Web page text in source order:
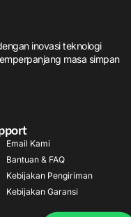
inovasi teknologi
masa simpan
Email Kami
Bantuan & FAQ
Kebijakan Pengiriman
Kebijakan Garansi